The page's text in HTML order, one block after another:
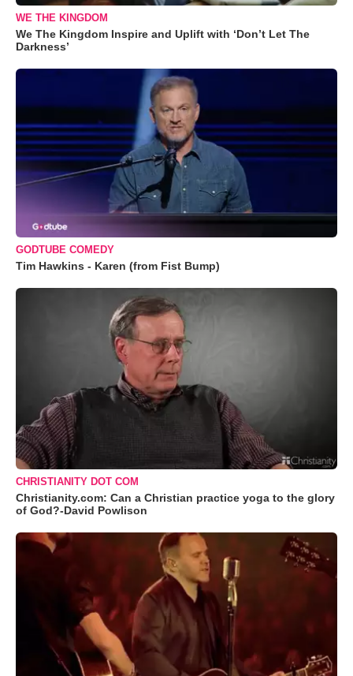
WE THE KINGDOM
We The Kingdom Inspire and Uplift with ‘Don’t Let The
Darkness’
GODTUBE COMEDY
Tim Hawkins - Karen (from Fist Bump)
CHRISTIANITY DOT COM
Christianity.com: Can a Christian practice yoga to the glory
of God?-David Powlison